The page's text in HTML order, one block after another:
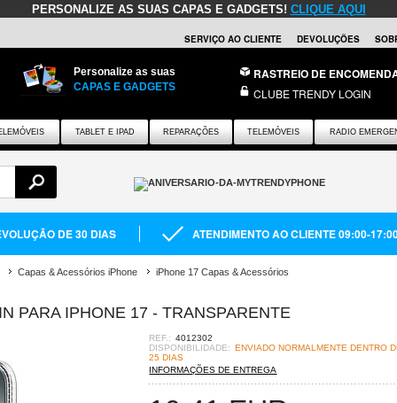
PERSONALIZE AS SUAS CAPAS E GADGETS! CLIQUE AQUI
SERVIÇO AO CLIENTE DEVOLUÇÕES
Personalize as suas
CAPAS E GADGETS
RASTREIO DE
CLUBE TRENDY LOGIN
TABLET E IPAD REPARAÇÕES TELEMÓVEIS RADIO
DE 30 DIAS ATENDIMENTO AO CLIENTE 09:00-
Capas & Acessórios iPhone iPhone 17 Capas & Acessórios
PARA IPHONE 17 - TRANSPARENTE
REF.: 4012302
DISPONIBILIDADE: ENVIADO NORMALMENTE DENTRO
25 DIAS
INFORMAÇÕES DE ENTREGA